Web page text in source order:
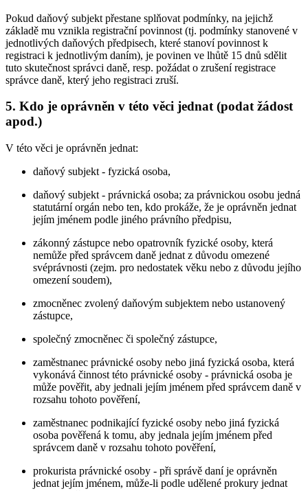
Pokud daňový subjekt přestane splňovat podmínky, na jejichž
základě mu vznikla registrační povinnost (tj. podmínky stanovené v
jednotlivých daňových předpisech, které stanoví povinnost k
registraci k jednotlivým daním), je povinen ve lhůtě 15 dnů sdělit
tuto skutečnost správci daně, resp. požádat o zrušení registrace
správce daně, který jeho registraci zruší.
5. Kdo je oprávněn v této věci jednat (podat žádost
apod.)
V této věci je oprávněn jednat:
daňový subjekt - fyzická osoba,
daňový subjekt - právnická osoba; za právnickou osobu jedná
statutární orgán nebo ten, kdo prokáže, že je oprávněn jednat
jejím jménem podle jiného právního předpisu,
zákonný zástupce nebo opatrovník fyzické osoby, která
nemůže před správcem daně jednat z důvodu omezené
svéprávnosti (zejm. pro nedostatek věku nebo z důvodu jejího
omezení soudem),
zmocněnec zvolený daňovým subjektem nebo ustanovený
zástupce,
společný zmocněnec či společný zástupce,
zaměstnanec právnické osoby nebo jiná fyzická osoba, která
vykonává činnost této právnické osoby - právnická osoba je
může pověřit, aby jednali jejím jménem před správcem daně v
rozsahu tohoto pověření,
zaměstnanec podnikající fyzické osoby nebo jiná fyzická
osoba pověřená k tomu, aby jednala jejím jménem před
správcem daně v rozsahu tohoto pověření,
prokurista právnické osoby - při správě daní je oprávněn
jednat jejím jménem, může-li podle udělené prokury jednat